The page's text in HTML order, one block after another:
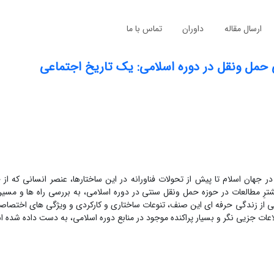
ارسال مقاله داوران تماس با ما
حمل ونقل در دوره اسلامی: یک تاریخ اجتماعی
اسلام تا پیش از تحولات فناورانه در این ساختارها، عنصر انسانی که
مطالعات در حوزه حمل ونقل سنتی در دوره اسلامی، به بررسی راه ها و
از زندگی حرفه ای این صنف، تنوعات ساختاری و کارکردی و ویژگی های
جزیی نگر و بسیار پراکنده موجود در منابع دوره اسلامی، به دست داده